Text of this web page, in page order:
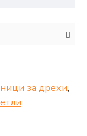
за дрехи,